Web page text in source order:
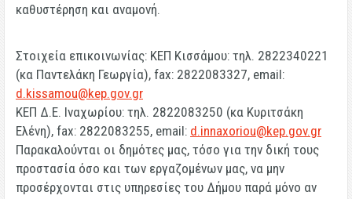
καθυστέρηση και αναμονή.
Στοιχεία επικοινωνίας: ΚΕΠ Κισσάμου: τηλ. 2822340221
(κα Παντελάκη Γεωργία), fax: 2822083327, email:
d.kissamou@kep.gov.gr
ΚΕΠ Δ.Ε. Ιναχωρίου: τηλ. 2822083250 (κα Κυριτσάκη
Ελένη), fax: 2822083255, email: d.innaxoriou@kep.gov.gr
Παρακαλούνται οι δημότες μας, τόσο για την δική τους
προστασία όσο και των εργαζομένων μας, να μην
προσέρχονται στις υπηρεσίες του Δήμου παρά μόνο αν